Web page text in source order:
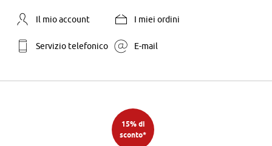
Il mio account I miei ordini
Servizio telefonico E-mail
15% di
sconto*